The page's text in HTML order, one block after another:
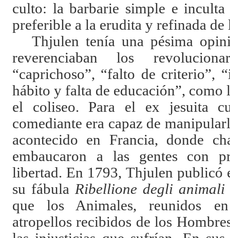
culto: la barbarie simple e inculta
preferible a la erudita y refinada de
Thjulen tenía una pésima
reverenciaban los
“caprichoso”, “falto de criterio”,
hábito y falta de educación”, como
el coliseo. Para el ex jesuita
comediante era capaz de
acontecido en Francia, donde
embaucaron a las gentes con
libertad. En 1793, Thjulen publicó
su fábula Ribellione degli
que los Animales, reunidos
atropellos recibidos de los